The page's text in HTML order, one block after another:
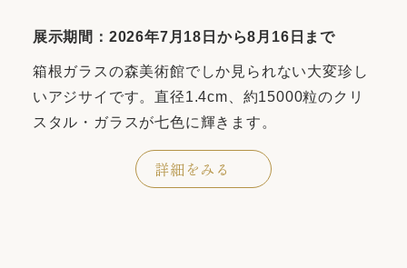
展示期間：2026年7月18日から8月16日まで
箱根ガラスの森美術館でしか見られない大変珍し
いアジサイです。直径1.4cm、約15000粒のクリ
スタル・ガラスが七色に輝きます。
詳細をみる